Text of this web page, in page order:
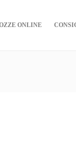
ONLINE